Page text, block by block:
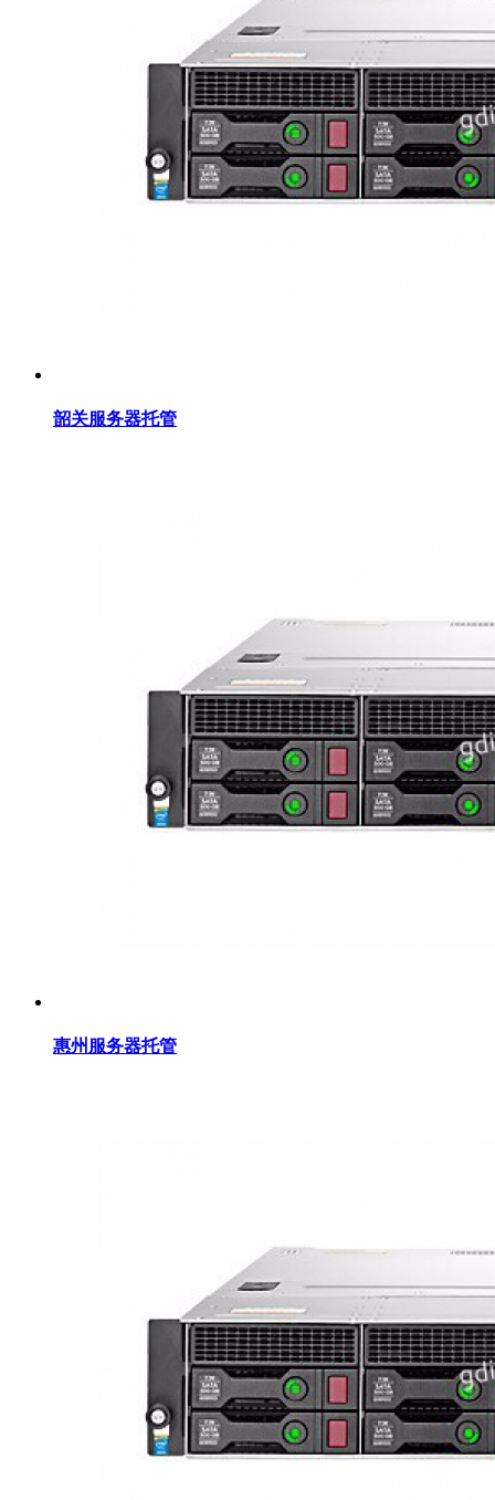
韶关服务器托管
惠州服务器托管